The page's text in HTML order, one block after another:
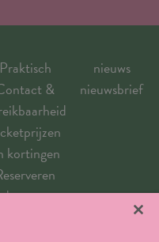
Praktisch
&
kortingen
om weten
nieuws
nieuwsbrief